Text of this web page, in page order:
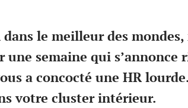
le meilleur des mondes,
une semaine qui s’annonce
a concocté une HR
votre cluster intérieur.